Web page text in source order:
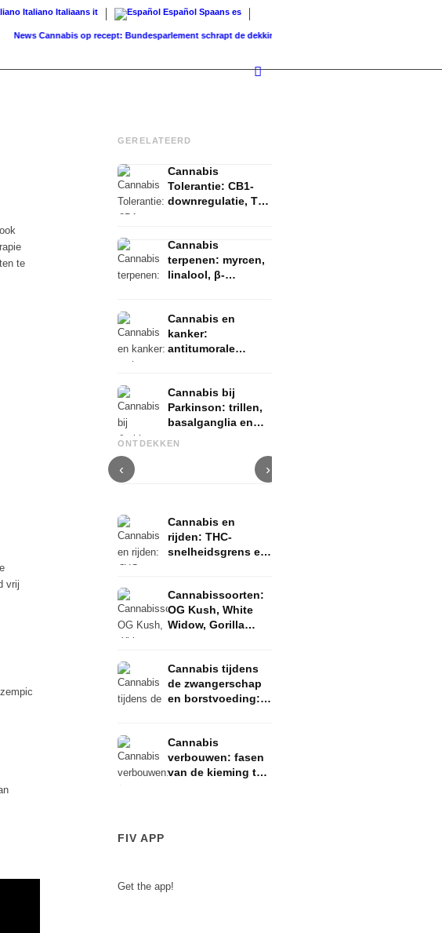
Italiano Italiaans it Español Spaans es
Cannabis op recept: Bundesparlement schrapt de dekking...Grondwaarde vs. Verkoopwaarde: Wat
te
vrij
GERELATEERD
Cannabis
Tolerantie: CB1-
downregulatie, T-
Cannabis
terpenen: myrcen,
linalool, β-
effect
Cannabis en
kanker:
antitumorale
Cannabis bij
Parkinson: trillen,
basalganglia en
ONTDEKKEN
‹
Cannabis en ADHD: dopamin,
zelfmedicatie en wat studies
›
Cannabis en
rijden: THC-
snelheidsgrens en
Cannabissoorten:
OG Kush, White
Widow, Gorilla
Cannabis tijdens
de zwangerschap
en borstvoeding:
Cannabis
verbouwen: fasen
van de kieming tot
FIV APP
Get the app!